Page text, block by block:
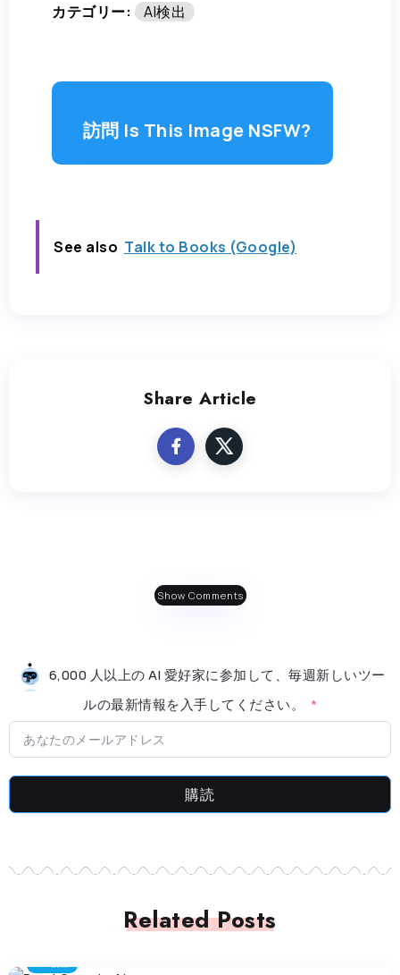
カテゴリー: AI検出
訪問 Is This Image NSFW?
See also Talk to Books (Google)
Share Article
Show Comments
6,000 人以上の AI 愛好家に参加して、毎週新しいツー
ルの最新情​​報を入手してください。
購読
Related Posts